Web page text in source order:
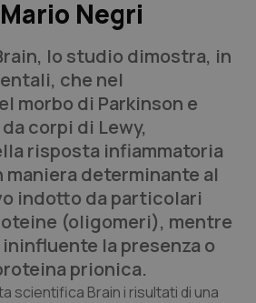
Negri
lo studio dimostra, in
che nel
morbo di Parkinson e
corpi di Lewy,
risposta infiammatoria
determinante al
indotto da particolari
(oligomeri), mentre
la presenza o
prionica.
scientifica Brain i risultati di una